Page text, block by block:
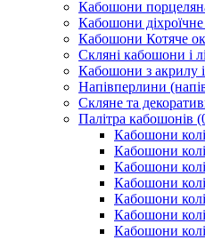
Кабошони
Кабошони
Кабошони Котяче
Скляні кабошони і
Кабошони з акрилу
Напівперлини
Скляне та
Палітра кабошонів
Кабошони
Кабошони
Кабошони
Кабошони
Кабошони
Кабошони
Кабошони